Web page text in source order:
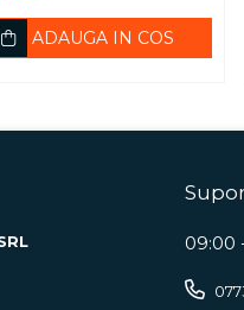
ADAUGA IN COS
09:00